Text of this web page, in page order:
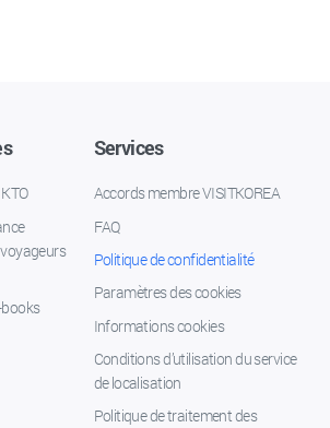
Services
Accords membre VISITKOREA
FAQ
Politique de confidentialité
Paramètres des cookies
Informations cookies
Conditions d’utilisation du service
de localisation
Politique de traitement des